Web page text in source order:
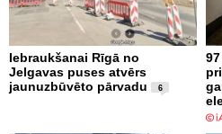
Iebraukšanai Rīgā no
Jelgavas puses atvērs
jaunuzbūvēto pārvadu
6